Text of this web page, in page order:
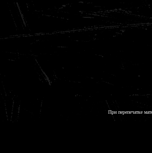
При перепечатке